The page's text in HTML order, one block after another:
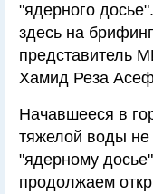
"ядерного
здесь на
представитель
Хамид Реза
Начавшееся в
тяжелой воды не
"ядерному
продолжаем